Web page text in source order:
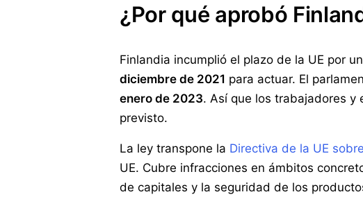
¿Por qué aprobó
Finlandia incumplió el plazo de la UE por
diciembre de 2021 para actuar. El
enero de 2023. Así que los trabajadores y
previsto.
La ley transpone la Directiva de la UE
UE. Cubre infracciones en ámbitos
de capitales y la seguridad de los